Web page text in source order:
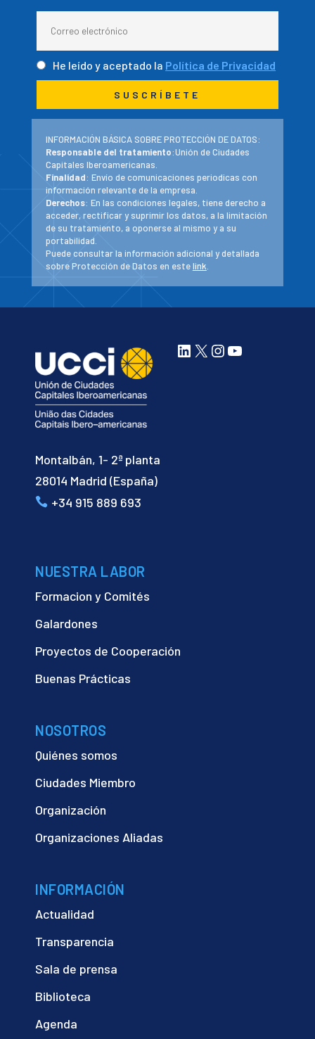
He leído y aceptado la Política de Privacidad
INFORMACIÓN BÁSICA SOBRE PROTECCIÓN DE DATOS:
Responsable del tratamiento:Unión de Ciudades
Capitales Iberoamericanas.
Finalidad: Envío de comunicaciones periodicas con
información relevante de la empresa.
Derechos: En las condiciones legales, tiene derecho a
acceder, rectificar y suprimir los datos, a la limitación
de su tratamiento, a oponerse al mismo y a su
portabilidad.
Puede consultar la información adicional y detallada
sobre Protección de Datos en estelink.
Montalbán, 1- 2ª planta
28014 Madrid (España)
+34 915 889 693
LinkedIn
X Instagram
YouTube
NUESTRA LABOR
Formacion y Comités
Galardones
Proyectos de Cooperación
Buenas Prácticas
NOSOTROS
Quiénes somos
Ciudades Miembro
Organización
Organizaciones Aliadas
INFORMACIÓN
Actualidad
Transparencia
Sala de prensa
Biblioteca
Agenda